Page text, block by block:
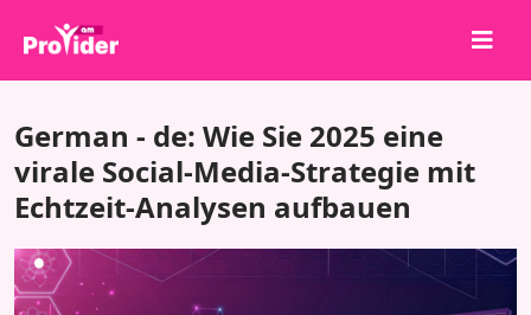
Über uns
Anmelden
Registrieren
Dienstleistungen
German - de: Wie Sie 2025 eine
virale Social-Media-Strategie mit
Echtzeit-Analysen aufbauen